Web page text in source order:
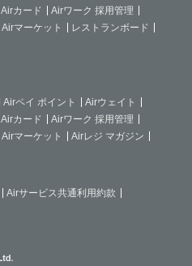
Airカード
Airワーク 採用管理
Airマーケット
レストランボード
Airペイ ポイント
Airウェイト
Airカード
Airワーク 採用管理
Airマーケット
Airレジ マガジン
Airサービス共通利用約款